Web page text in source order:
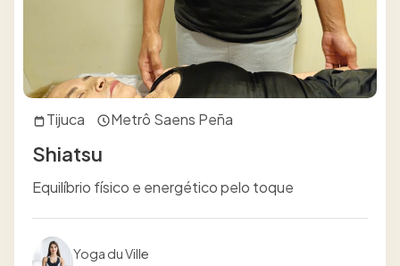
Tijuca Metrô Saens Peña
Shiatsu
Equilíbrio físico e energético pelo toque
Yoga du Ville